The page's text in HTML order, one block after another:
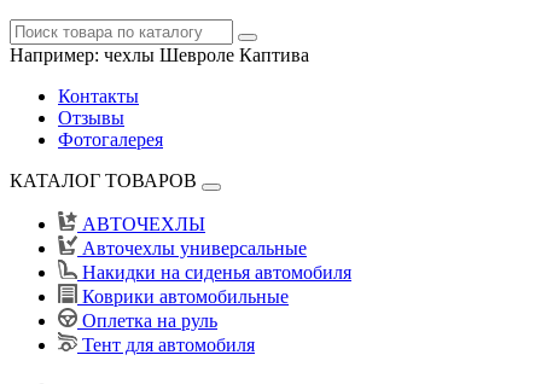
Например: чехлы Шевроле Каптива
Контакты
Отзывы
Фотогалерея
КАТАЛОГ ТОВАРОВ
АВТОЧЕХЛЫ
Авточехлы универсальные
Накидки на сиденья автомобиля
Коврики автомобильные
Оплетка на руль
Тент для автомобиля